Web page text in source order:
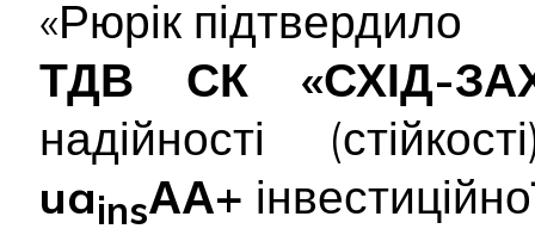
«Рюрік підтвердило
ТДВ СК «СХІД-
надійності
uainsАА+